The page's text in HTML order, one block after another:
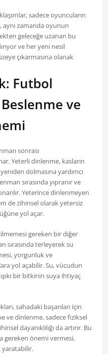
sadece oyuncuların
aynı zamanda oyunun
geleceğe uzanan bu
ve her yeni nesil
çıkarmasına olanak
Futbol
ve
sonrası
Yeterli dinlenme, kasların
dolmasına yardımcı
sırasında yıpranır ve
Yeterince dinlenmeyen
de zihinsel olarak yetersiz
yol açar.
gereken bir diğer
sırasında terleyerek su
yorgunluk ve
yol açabilir. Su, vücudun
bir bitkinin suya ihtiyaç
sahadaki başarıları için
ve dinlenme, sadece fiziksel
dayanıklılığı da artırır. Bu
gereken önemi vermesi,
yaratabilir.